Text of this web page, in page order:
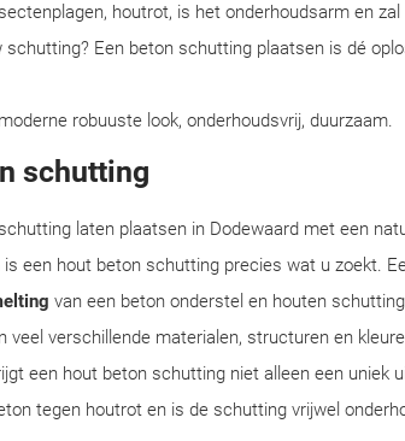
houtrot, is het onderhoudsarm en
schutting? Een beton schutting plaatsen is dé
moderne robuuste look, onderhoudsvrij, duurzaam.
schutting
laten plaatsen in Dodewaard met een
is een hout beton schutting precies wat u zoekt.
van een beton onderstel en houten
veel verschillende materialen, structuren en
een hout beton schutting niet alleen een uniek
tegen houtrot en is de schutting vrijwel